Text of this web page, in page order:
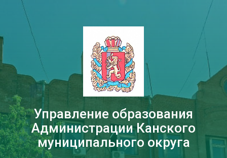
Управление образования
Администрации Канского
муниципального округа